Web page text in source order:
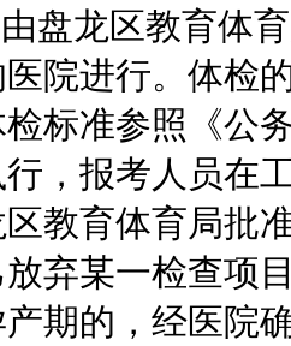
龙区教育体育
院进行。体检
标准参照《公
，报考人员在
教育体育局批
弃某一检查项
期的，经医院